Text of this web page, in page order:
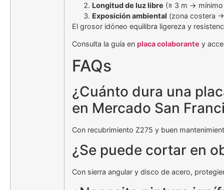
Longitud de luz libre (≥ 3 m → mínimo
Exposición ambiental (zona costera
El grosor idóneo equilibra ligereza y
Consulta la guía en placa colaborante y
FAQs
¿Cuánto dura una
en Mercado San
Con recubrimiento Z275 y buen
¿Se puede cortar en
Con sierra angular y disco de acero,